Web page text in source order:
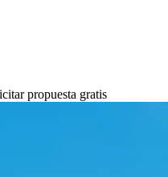
propuesta gratis